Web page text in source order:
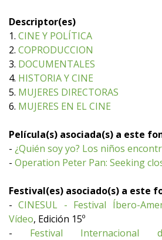
Descriptor(es)
1. CINE Y POLÍTICA
2. COPRODUCCION
3. DOCUMENTALES
4. HISTORIA Y CINE
5. MUJERES DIRECTORAS
6. MUJERES EN EL CINE
Película(s) asociada(s) a este
- ¿Quién soy yo? Los niños
- Operation Peter Pan: Seeking
Festival(es) asociado(s) a este
-CINESUL - Festival Íbero-
Vídeo, Edición 15º
- Festival